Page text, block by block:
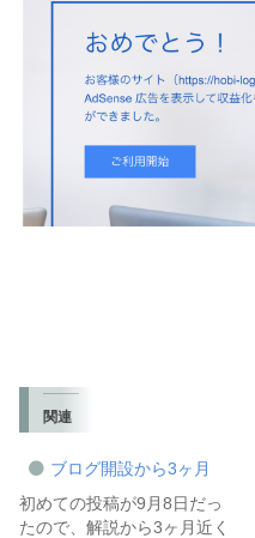
関連
ブログ開設から3ヶ月
初めての投稿が9月8日だっ
たので、解説から3ヶ月近く